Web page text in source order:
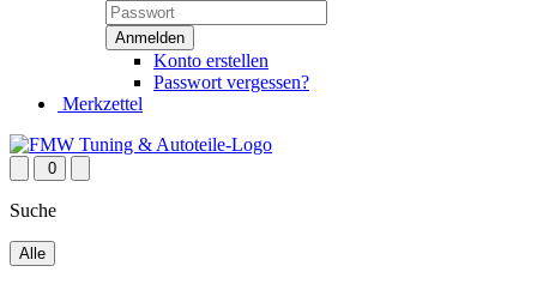
Konto erstellen
Passwort vergessen?
Merkzettel
0
Suche
Alle